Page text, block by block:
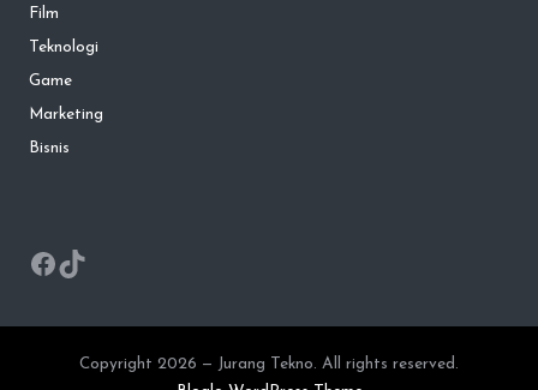
Film
Teknologi
Game
Marketing
Bisnis
Facebook
TikTok
Copyright 2026 — Jurang Tekno. All rights reserved.